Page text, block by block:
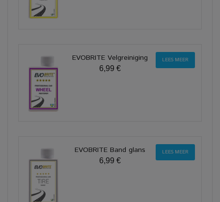
EVOBRITE Velgreiniging
6,99 €
LEES MEER
EVOBRITE Band glans
6,99 €
LEES MEER